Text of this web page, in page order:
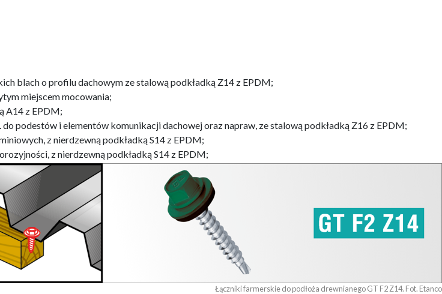
blach o profilu dachowym ze stalową podkładką Z14 z EPDM;
miejscem mocowania;
A14 z EPDM;
podestów i elementów komunikacji dachowej oraz napraw, ze stalową podkładką Z16 z EPDM;
z nierdzewną podkładką S14 z EPDM;
z nierdzewną podkładką S14 z EPDM;
Łączniki farmerskie do podłoża drewnianego GT F2 Z14. Fot. Etanco